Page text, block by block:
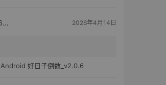
2603 2026年4月14日
Android 好日子倒数_v2.0.6